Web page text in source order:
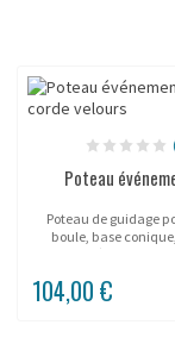
Poteau
Poteau de guidage
boule, base
dorée, pour
104,00 €